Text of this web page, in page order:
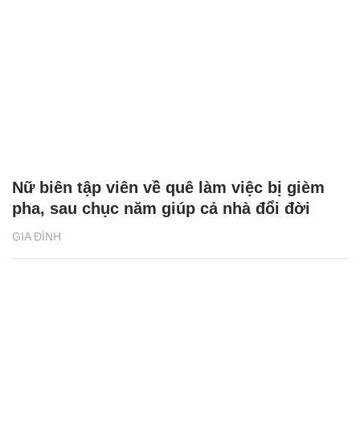
GIA ĐÌNH
Nữ biên tập viên về quê làm việc bị gièm
pha, sau chục năm giúp cả nhà đổi đời